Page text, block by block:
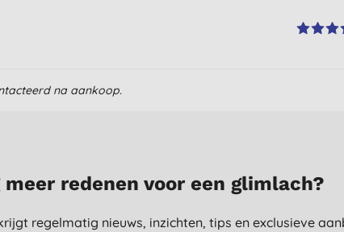
na aankoop.
meer redenen voor een glimlach?
regelmatig nieuws, inzichten, tips en exclusieve